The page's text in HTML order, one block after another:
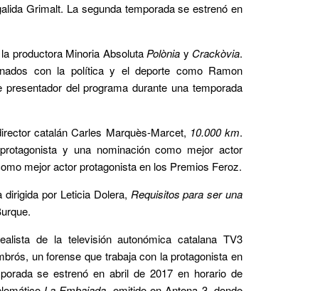
Grimalt. La segunda temporada se estrenó en
productora Minoria Absoluta Polònia y Crackòvia.
con la política y el deporte como Ramon
presentador del programa durante una temporada
catalán Carles Marquès-Marcet, 10.000 km.
y una nominación como mejor actor
mejor actor protagonista en los Premios Feroz.
por Leticia Dolera, Requisitos para ser una
de la televisión autonómica catalana TV3
un forense que trabaja con la protagonista en
se estrenó en abril de 2017 en horario de